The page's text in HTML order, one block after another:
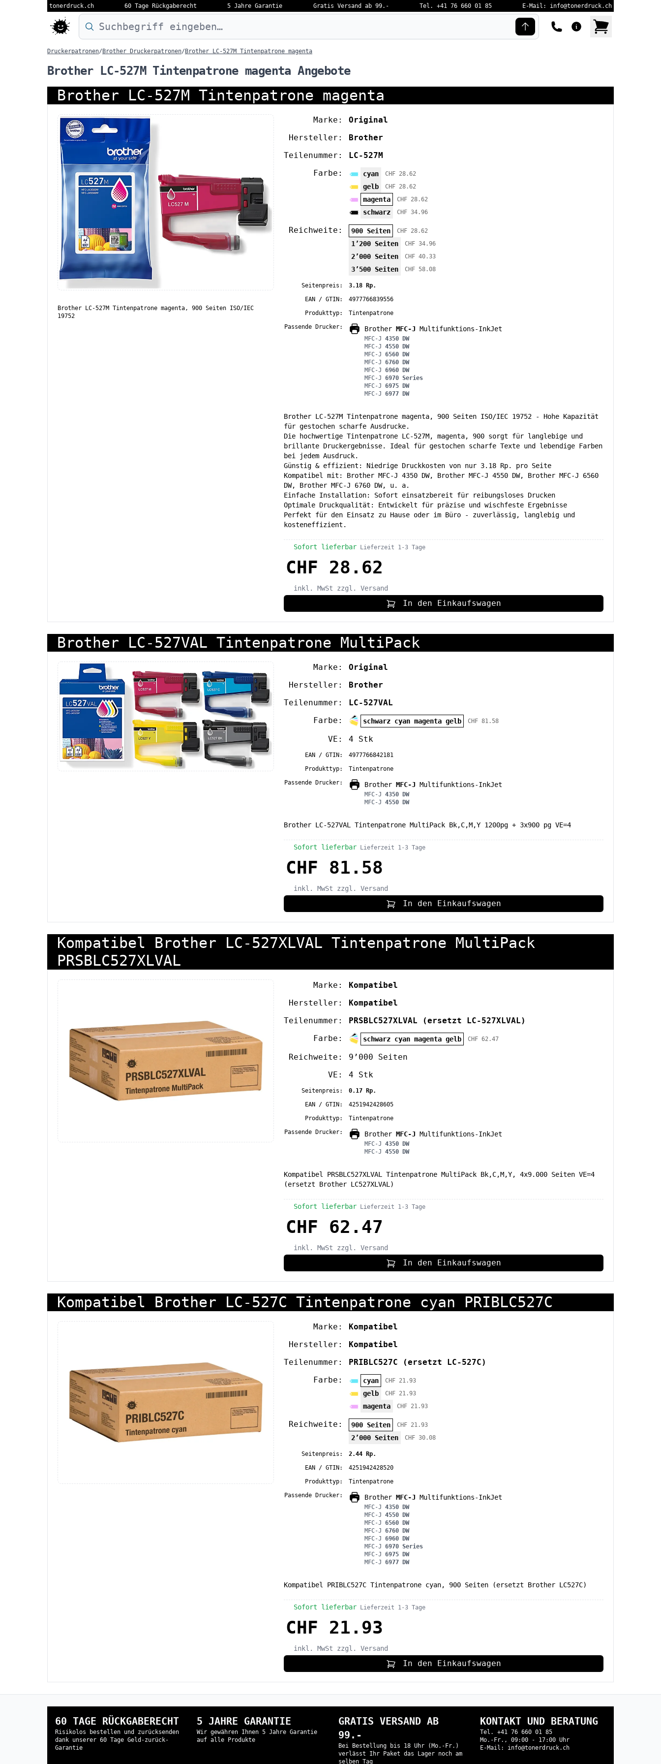
tonerdruck.ch 60 Tage Rückgaberecht 5 Jahre Garantie Gratis Versand ab 99.- Tel. +41 76 660 01 85 E-Mail: info@tonerdruck.ch
Druckermodell oder Produktnamen eingeben…
Druckerpatronen/ Brother Druckerpatronen/ Brother LC-527M Tintenpatrone magenta
Brother LC-527M Tintenpatrone magenta Angebote
Brother LC-527M Tintenpatrone magenta
Brother LC-527M Tintenpatrone magenta, 900 Seiten ISO/IEC
19752
Marke:
Original
Hersteller:
Brother
Teilenummer:
LC-527M
Farbe:
cyan CHF 28.62
gelb CHF 28.62
magenta CHF 28.62
schwarz CHF 34.96
Reichweite: 900 Seiten CHF 28.62
1’200 Seiten CHF 34.96
2’000 Seiten CHF 40.33
3’500 Seiten CHF 58.08
Seitenpreis:
3.18 Rp.
EAN / GTIN:
4977766839556
Produkttyp:
Tintenpatrone
Passende Drucker:
Brother MFC-J Multifunktions-InkJet
MFC-J 4350 DW
MFC-J 4550 DW
MFC-J 6560 DW
MFC-J 6760 DW
MFC-J 6960 DW
MFC-J 6970 Series
MFC-J 6975 DW
MFC-J 6977 DW
Brother LC-527M Tintenpatrone magenta, 900 Seiten ISO/IEC 19752 - Hohe Kapazität
für gestochen scharfe Ausdrucke.
Die hochwertige Tintenpatrone LC-527M, magenta, 900 sorgt für langlebige und
brillante Druckergebnisse. Ideal für gestochen scharfe Texte und lebendige Farben
bei jedem Ausdruck.
Günstig & effizient: Niedrige Druckkosten von nur 3.18 Rp. pro Seite
Kompatibel mit: Brother MFC-J 4350 DW, Brother MFC-J 4550 DW, Brother MFC-J 6560
DW, Brother MFC-J 6760 DW, u. a.
Einfache Installation: Sofort einsatzbereit für reibungsloses Drucken
Optimale Druckqualität: Entwickelt für präzise und wischfeste Ergebnisse
Perfekt für den Einsatz zu Hause oder im Büro - zuverlässig, langlebig und
kosteneffizient.
Sofort lieferbar Lieferzeit 1-3 Tage
CHF 28.62
inkl. MwSt zzgl. Versand
In den Einkaufswagen
Brother LC-527VAL Tintenpatrone MultiPack
Marke:
Original
Hersteller:
Brother
Teilenummer:
LC-527VAL
Farbe:
schwarz cyan magenta gelb CHF 81.58
VE: 4 Stk
EAN / GTIN:
4977766842181
Produkttyp:
Tintenpatrone
Passende Drucker:
Brother MFC-J Multifunktions-InkJet
MFC-J 4350 DW
MFC-J 4550 DW
Brother LC-527VAL Tintenpatrone MultiPack Bk,C,M,Y 1200pg + 3x900 pg VE=4
Sofort lieferbar Lieferzeit 1-3 Tage
CHF 81.58
inkl. MwSt zzgl. Versand
In den Einkaufswagen
Kompatibel Brother LC-527XLVAL Tintenpatrone MultiPack
PRSBLC527XLVAL
Marke:
Kompatibel
Hersteller:
Kompatibel
Teilenummer:
PRSBLC527XLVAL
(ersetzt LC-527XLVAL)
Farbe:
schwarz cyan magenta gelb CHF 62.47
Reichweite:
9’000 Seiten
VE:
4 Stk
Seitenpreis:
0.17 Rp.
EAN / GTIN:
4251942428605
Produkttyp:
Tintenpatrone
Passende Drucker:
Brother MFC-J Multifunktions-InkJet
MFC-J 4350 DW
MFC-J 4550 DW
Kompatibel PRSBLC527XLVAL Tintenpatrone MultiPack Bk,C,M,Y, 4x9.000 Seiten VE=4
(ersetzt Brother LC527XLVAL)
Sofort lieferbar Lieferzeit 1-3 Tage
CHF 62.47
inkl. MwSt zzgl. Versand
In den Einkaufswagen
Kompatibel Brother LC-527C Tintenpatrone cyan PRIBLC527C
Marke:
Kompatibel
Hersteller:
Kompatibel
Teilenummer:
PRIBLC527C
(ersetzt LC-527C)
Farbe:
cyan CHF 21.93
gelb CHF 21.93
magenta CHF 21.93
Reichweite: 900 Seiten CHF 21.93
2’000 Seiten CHF 30.08
Seitenpreis:
2.44 Rp.
EAN / GTIN:
4251942428520
Produkttyp:
Tintenpatrone
Passende Drucker:
Brother MFC-J Multifunktions-InkJet
MFC-J 4350 DW
MFC-J 4550 DW
MFC-J 6560 DW
MFC-J 6760 DW
MFC-J 6960 DW
MFC-J 6970 Series
MFC-J 6975 DW
MFC-J 6977 DW
Kompatibel PRIBLC527C Tintenpatrone cyan, 900 Seiten (ersetzt Brother LC527C)
Sofort lieferbar Lieferzeit 1-3 Tage
CHF 21.93
inkl. MwSt zzgl. Versand
In den Einkaufswagen
60 TAGE RÜCKGABERECHT
Risikolos bestellen und zurücksenden
dank unserer 60 Tage Geld-zurück-
Garantie
5 JAHRE GARANTIE
Wir gewähren Ihnen 5 Jahre Garantie
auf alle Produkte
GRATIS VERSAND AB
99.-
Bei Bestellung bis 18 Uhr (Mo.-Fr.)
verlässt Ihr Paket das Lager noch am
selben Tag
KONTAKT UND BERATUNG
Tel. +41 76 660 01 85
Mo.-Fr., 09:00 - 17:00 Uhr
E-Mail: info@tonerdruck.ch